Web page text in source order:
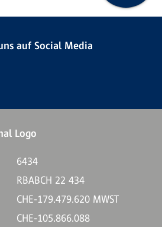
auf Social Media
6434
RBABCH 22 434
CHE-179.479.620 MWST
CHE-105.866.088